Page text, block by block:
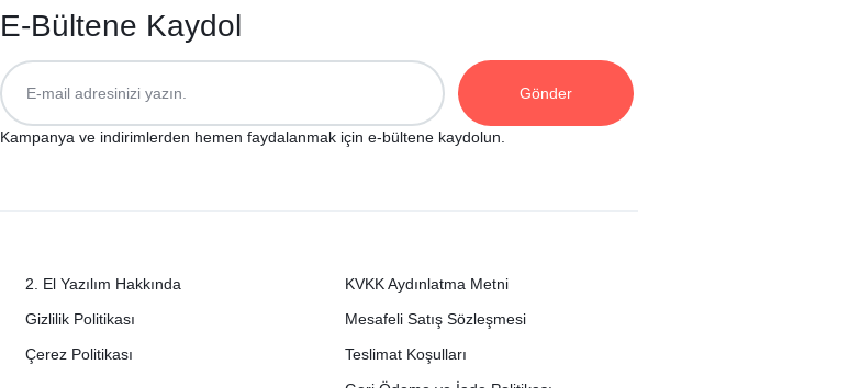
E-Bültene Kaydol
Kampanya ve indirimlerden hemen faydalanmak için e-bültene kaydolun.
2. El Yazılım Hakkında
Gizlilik Politikası
Çerez Politikası
KVKK Aydınlatma Metni
Mesafeli Satış Sözleşmesi
Teslimat Koşulları